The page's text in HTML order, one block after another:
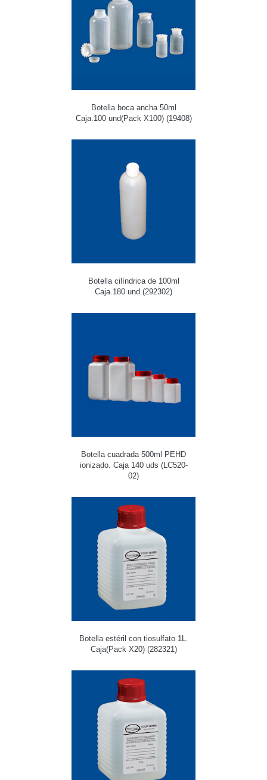
Botella boca ancha 50ml
Caja.100 und(Pack X100) (19408)
Botella cilíndrica de 100ml
Caja.180 und (292302)
Botella cuadrada 500ml PEHD
ionizado. Caja 140 uds (LC520-
02)
Botella estéril con tiosulfato 1L.
Caja(Pack X20) (282321)